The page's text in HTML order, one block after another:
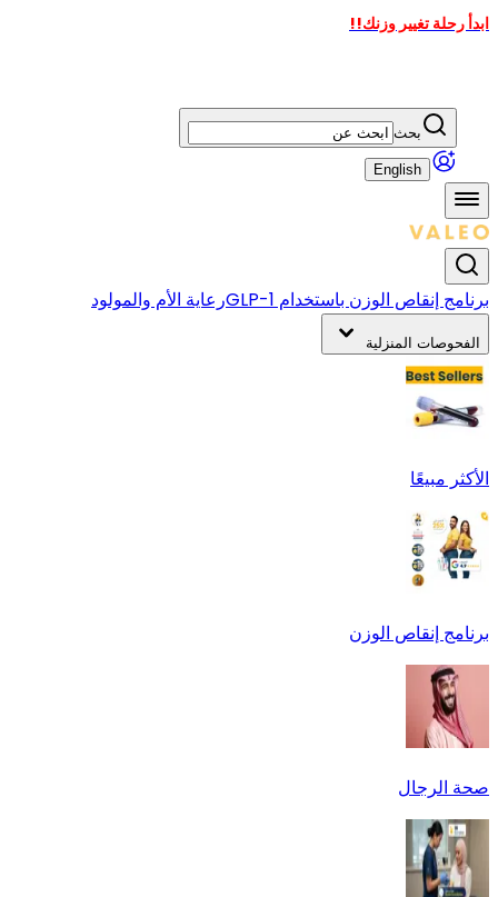
ابدأ رحلة تغيير وزنك!!
بحث
English
برنامج إنقاص الوزن باستخدام GLP-1 رعاية الأم والمولود
الفحوصات المنزلية
الأكثر مبيعًا
برنامج إنقاص الوزن
صحة الرجال